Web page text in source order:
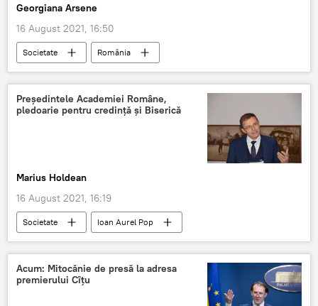
Georgiana Arsene
16 August 2021, 16:50
Societate România
Președintele Academiei Române,
pledoarie pentru credință și Biserică
Marius Holdean
16 August 2021, 16:19
Societate Ioan Aurel Pop
Acum: Mitocănie de presă la adresa
premierului Cîțu